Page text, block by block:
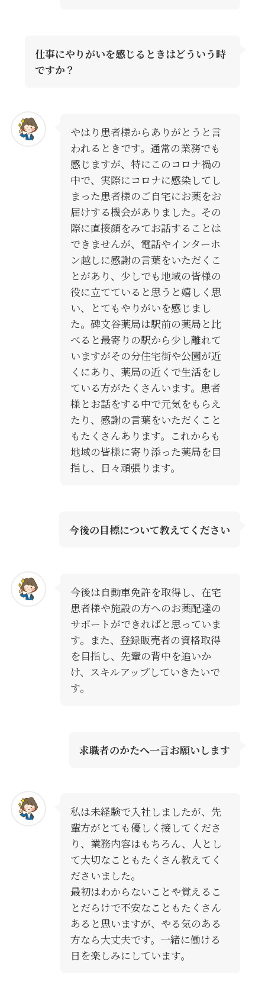
仕事にやりがいを感じるときはどういう時
ですか？
やはり患者様からありがとうと言
われるときです。通常の業務でも
感じますが、特にこのコロナ禍の
中で、実際にコロナに感染してし
まった患者様のご自宅にお薬をお
届けする機会がありました。その
際に直接顔をみてお話することは
できませんが、電話やインターホ
ン越しに感謝の言葉をいただくこ
とがあり、少しでも地域の皆様の
役に立てていると思うと嬉しく思
い、とてもやりがいを感じまし
た。碑文谷薬局は駅前の薬局と比
べると最寄りの駅から少し離れて
いますがその分住宅街や公園が近
くにあり、薬局の近くで生活をし
ている方がたくさんいます。患者
様とお話をする中で元気をもらえ
たり、感謝の言葉をいただくこと
もたくさんあります。これからも
地域の皆様に寄り添った薬局を目
指し、日々頑張ります。
今後の目標について教えてください
今後は自動車免許を取得し、在宅
患者様や施設の方へのお薬配達の
サポートができればと思っていま
す。また、登録販売者の資格取得
を目指し、先輩の背中を追いか
け、スキルアップしていきたいで
す。
求職者のかたへ一言お願いします
私は未経験で入社しましたが、先
輩方がとても優しく接してくださ
り、業務内容はもちろん、人とし
て大切なこともたくさん教えてく
ださいました。
最初はわからないことや覚えるこ
とだらけで不安なこともたくさん
あると思いますが、やる気のある
方なら大丈夫です。一緒に働ける
日を楽しみにしています。